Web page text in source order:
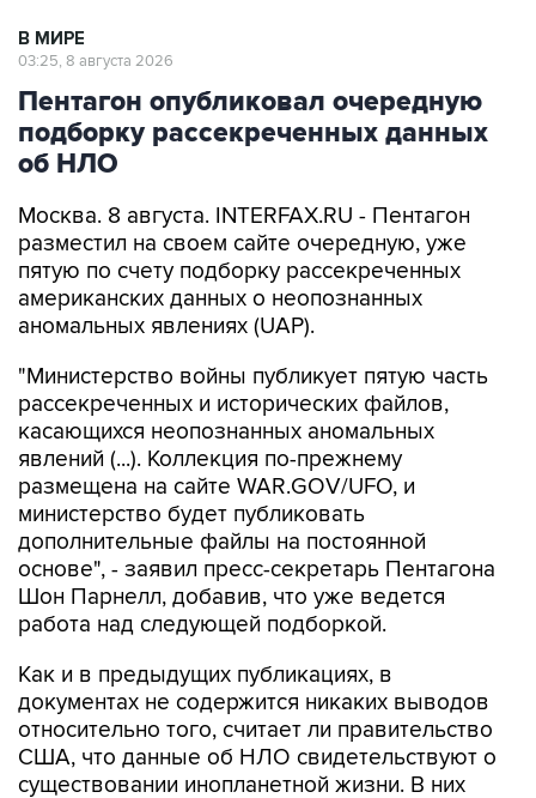
Пентагон опубликовал очередную
подборку рассекреченных данных
об НЛО
Москва. 8 августа. INTERFAX.RU - Пентагон
пятую по счету подборку рассекреченных
американских данных о неопознанных
аномальных явлениях (UAP).
"Министерство войны публикует пятую часть
касающихся неопознанных аномальных
явлений (...). Коллекция по-прежнему
размещена на сайте WAR.GOV/UFO, и
министерство будет публиковать
дополнительные файлы на постоянной
основе", - заявил пресс-секретарь Пентагона
Шон Парнелл, добавив, что уже ведется
работа над следующей подборкой.
Как и в предыдущих публикациях, в
относительно того, считает ли правительство
США, что данные об НЛО свидетельствуют о
существовании инопланетной жизни. В них
также не указывается, представляют ли НЛО
угрозу национальной безопасности США.